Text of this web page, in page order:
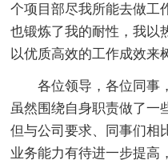
个项目部尽我所能去做工
也锻炼了我的耐性，我以
以优质高效的工作成效来
各位领导，各位同事
虽然围绕自身职责做了一
但与公司要求、同事们相
业务能力有待进一步提高